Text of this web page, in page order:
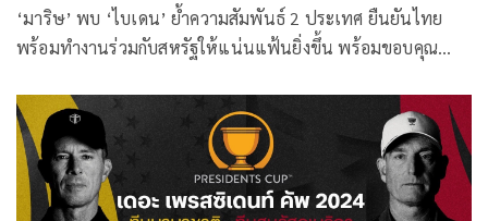
‘มาริษ’ พบ ‘ไบเดน’ ย้ำความสัมพันธ์ 2 ประเทศ ยืนยันไทย
พร้อมทำงานร่วมกับสหรัฐให้แน่นแฟ้นยิ่งขึ้น พร้อมขอบคุณ